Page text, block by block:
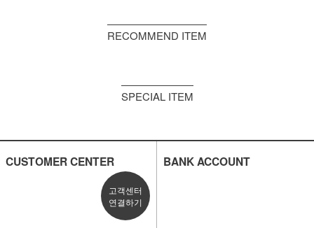
RECOMMEND ITEM
SPECIAL ITEM
CUSTOMER CENTER
고객센터
연결하기
BANK ACCOUNT